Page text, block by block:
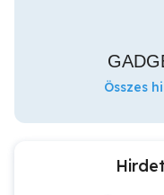
Összes